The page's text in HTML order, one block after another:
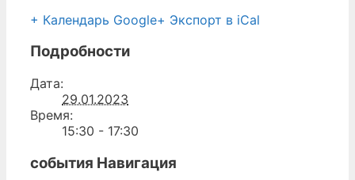
+ Календарь Google+ Экспорт в iCal
Подробности
Дата:
29.01.2023
Время:
15:30 - 17:30
события Навигация